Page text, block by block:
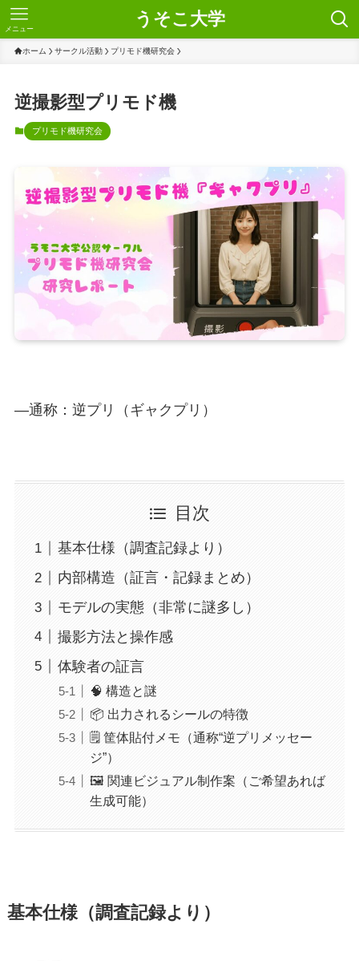
うそこ大学
メニュー
ホーム サークル活動 プリモド機研究会
逆撮影型プリモド機
プリモド機研究会
―通称：逆プリ（ギャクプリ）
目次
基本仕様（調査記録より）
内部構造（証言・記録まとめ）
モデルの実態（非常に謎多し）
撮影方法と操作感
体験者の証言
🧠 構造と謎
📦 出力されるシールの特徴
🗒️ 筐体貼付メモ（通称“逆プリメッセー
ジ”）
🖼️ 関連ビジュアル制作案（ご希望あれば
生成可能）
基本仕様（調査記録より）